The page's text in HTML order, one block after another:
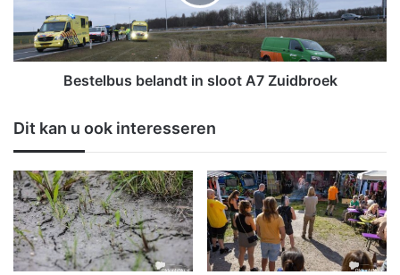
e
r
u
w
e
n
i
n
p
l
u
s
a
n
d
t
i
n
s
l
Bestelbus belandt in sloot A7 Zuidbroek
Dit kan u ook interesseren